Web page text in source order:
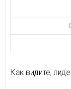
Как видите,